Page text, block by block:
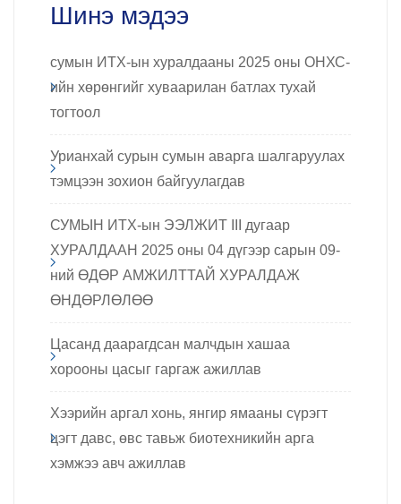
Шинэ мэдээ
сумын ИТХ-ын хуралдааны 2025 оны ОНХС-
ийн хөрөнгийг хуваарилан батлах тухай
тогтоол
Урианхай сурын сумын аварга шалгаруулах
тэмцээн зохион байгуулагдав
СУМЫН ИТХ-ын ЭЭЛЖИТ III дугаар
ХУРАЛДААН 2025 оны 04 дүгээр сарын 09-
ний ӨДӨР АМЖИЛТТАЙ ХУРАЛДАЖ
ӨНДӨРЛӨЛӨӨ
Цасанд даарагдсан малчдын хашаа
хорооны цасыг гаргаж ажиллав
Хээрийн аргал хонь, янгир ямааны сүрэгт
цэгт давс, өвс тавьж биотехникийн арга
хэмжээ авч ажиллав